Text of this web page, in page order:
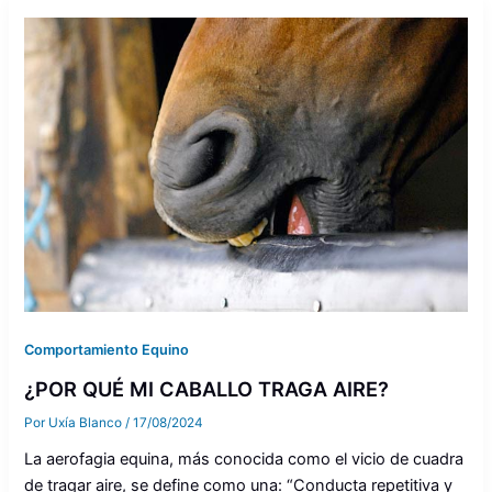
Comportamiento Equino
¿POR QUÉ MI CABALLO TRAGA AIRE?
Por Uxía Blanco/17/08/2024
La aerofagia equina, más conocida como el vicio de cuadra
de tragar aire, se define como una: “Conducta repetitiva y